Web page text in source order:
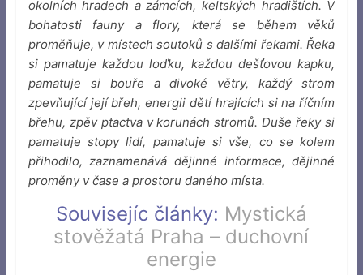
okolních hradech a zámcích, keltských hradištích. V
bohatosti fauny a flory, která se během věků
proměňuje, v místech soutoků s dalšími řekami. Řeka
si pamatuje každou loďku, každou dešťovou kapku,
pamatuje si bouře a divoké větry, každý strom
zpevňující její břeh, energii dětí hrajících si na říčním
břehu, zpěv ptactva v korunách stromů. Duše řeky si
pamatuje stopy lidí, pamatuje si vše, co se kolem
přihodilo, zaznamenává dějinné informace, dějinné
proměny v čase a prostoru daného místa.
Souvisejíc články: Mystická
stověžatá Praha – duchovní
energie